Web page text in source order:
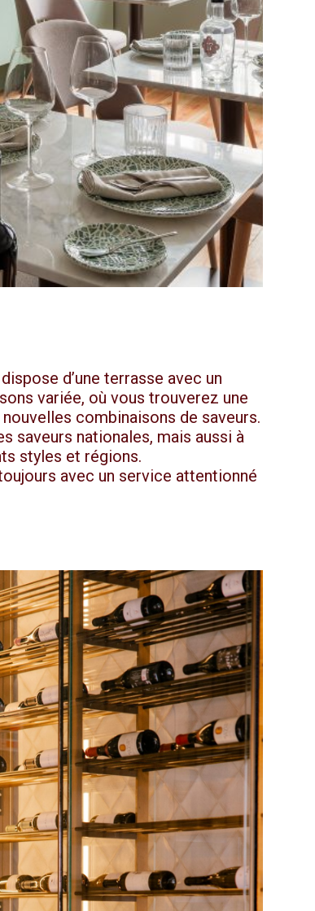
d’une terrasse avec un
variée, où vous trouverez une
combinaisons de saveurs.
saveurs nationales, mais aussi à
styles et régions.
avec un service attentionné